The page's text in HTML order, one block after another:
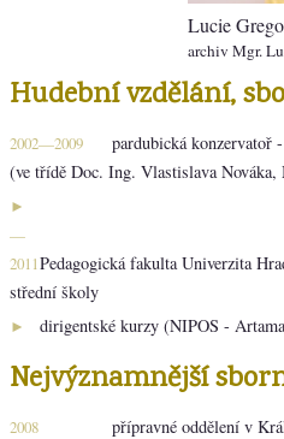
Lucie
archiv Mgr.
Hudební vzdělání,
2002—2009
pardubická konzervatoř
(ve třídě Doc. Ing. Vlastislava
►
—
2011Pedagogická fakulta Univerzita
střední školy
► dirigentské kurzy (NIPOS -
Nejvýznamnější
2008
přípravné oddělení v